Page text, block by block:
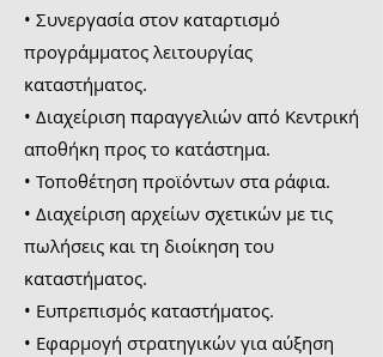
• Συνεργασία στον καταρτισμό
προγράμματος λειτουργίας
καταστήματος.
• Διαχείριση παραγγελιών από Κεντρική
αποθήκη προς το κατάστημα.
• Τοποθέτηση προϊόντων στα ράφια.
• Διαχείριση αρχείων σχετικών με τις
πωλήσεις και τη διοίκηση του
καταστήματος.
• Ευπρεπισμός καταστήματος.
• Εφαρμογή στρατηγικών για αύξηση